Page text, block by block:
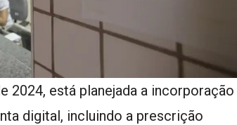
2024, está planejada a incorporação
digital, incluindo a prescrição